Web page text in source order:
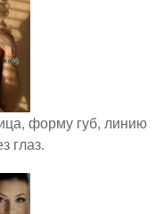
форму губ, линию
глаз.